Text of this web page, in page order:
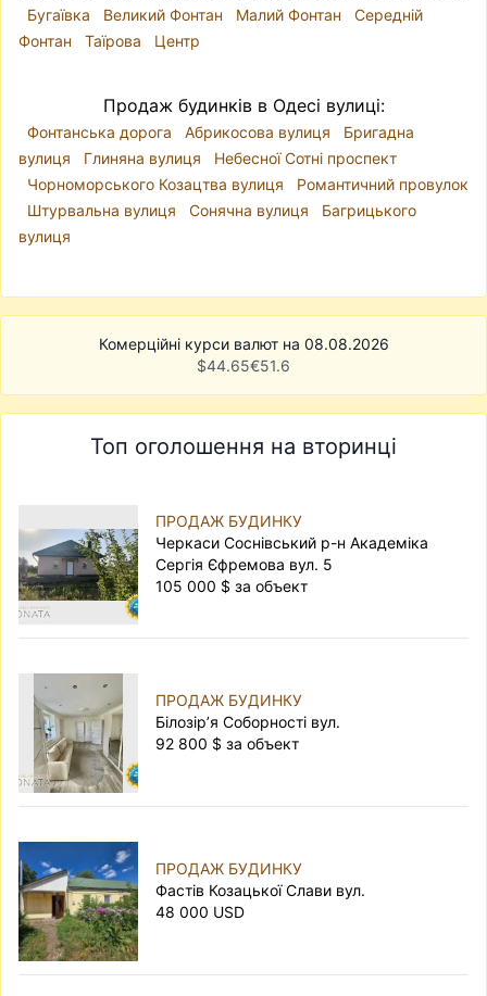
Бугаївка Великий Фонтан Малий Фонтан
Середній
Фонтан
Таїрова Центр
Продаж будинків в Одесі вулиці:
Фонтанська дорога Абрикосова вулиця
Бригадна
вулиця
Глиняна вулиця
Небесної Сотні проспект
Чорноморського Козацтва вулиця
Романтичний провулок
Штурвальна вулиця
Сонячна вулиця
Багрицького
вулиця
Комерційні курси валют на 08.08.2026
$44.65€51.6
Топ оголошення на вторинці
ПРОДАЖ БУДИНКУ
Черкаси Соснівський р-н Академіка
Сергія Єфремова вул. 5
105 000 $ за объект
ПРОДАЖ БУДИНКУ
Білозір’я Соборності вул.
92 800 $ за объект
ПРОДАЖ БУДИНКУ
Фастів Козацької Слави вул.
48 000 USD